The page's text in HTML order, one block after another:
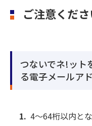
ご注意くだ
つないでネ!ット
る電子メールア
4～64桁以内とな